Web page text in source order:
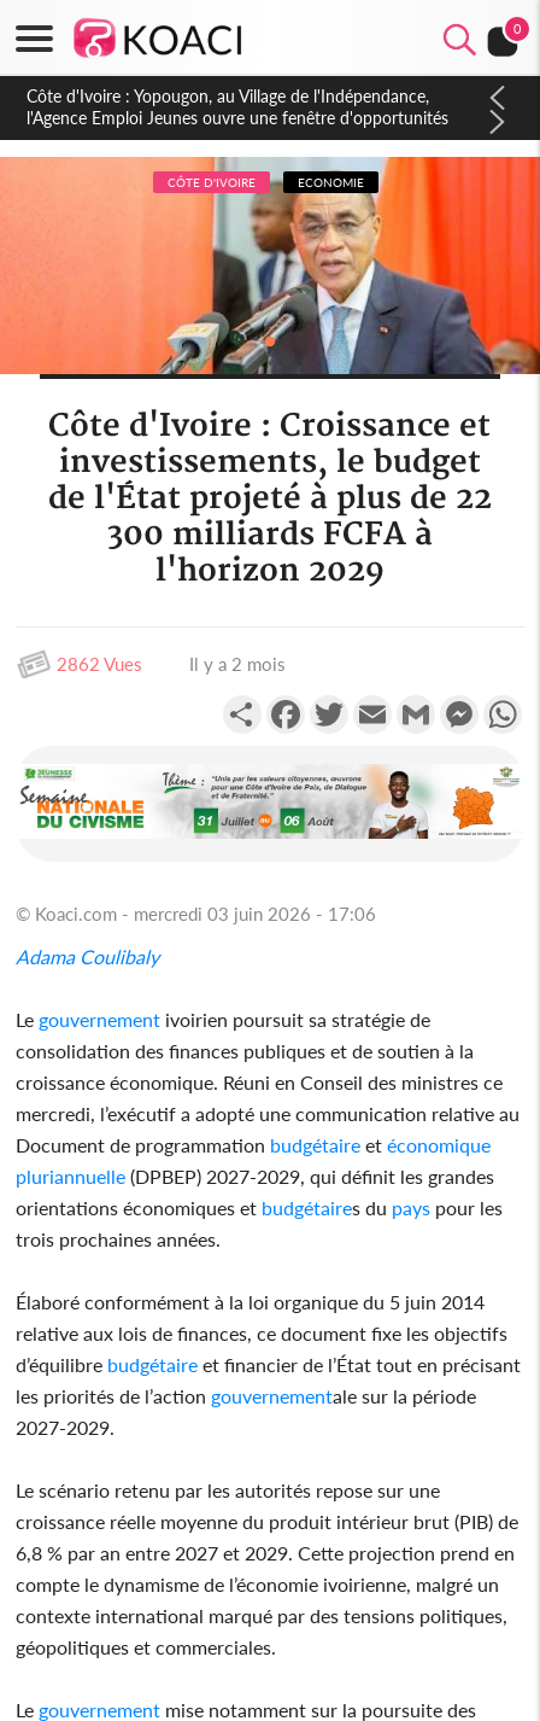
0
Côte d'Ivoire : CHU de Treichville, après la fronde, les agents
contractuels obtiennent un accord avec la direction sur les
arriérés du SMIG 2023
CÔTE D'IVOIRE ECONOMIE
Côte d'Ivoire : Croissance et
investissements, le budget
de l'État projeté à plus de 22
300 milliards FCFA à
l'horizon 2029
2862 Vues Il y a 2 mois
PartagerFacebookTwitterEmail Gmail
© Koaci.com - mercredi 03 juin 2026 - 17:06
Adama Coulibaly
Le gouvernement ivoirien poursuit sa stratégie de
consolidation des finances publiques et de soutien à la
croissance économique. Réuni en Conseil des ministres ce
mercredi, l’exécutif a adopté une communication relative au
Document de programmation budgétaire et économique
pluriannuelle (DPBEP) 2027-2029, qui définit les grandes
orientations économiques et budgétaires du pays pour les
trois prochaines années.
Élaboré conformément à la loi organique du 5 juin 2014
relative aux lois de finances, ce document fixe les objectifs
d’équilibre budgétaire et financier de l’État tout en précisant
les priorités de l’action gouvernementale sur la période
2027-2029.
Le scénario retenu par les autorités repose sur une
croissance réelle moyenne du produit intérieur brut (PIB) de
6,8 % par an entre 2027 et 2029. Cette projection prend en
compte le dynamisme de l’économie ivoirienne, malgré un
contexte international marqué par des tensions politiques,
géopolitiques et commerciales.
Le gouvernement mise notamment sur la poursuite des